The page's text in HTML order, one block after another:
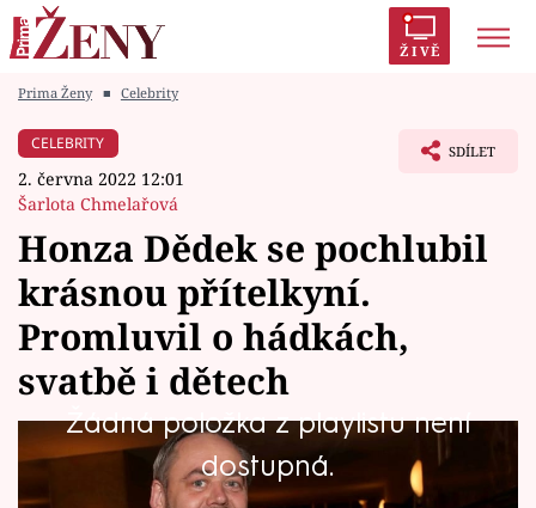
ŽIVĚ
Módní alarm
Témata
Celebrity
Vztahy
Seriály
Prima Ženy ■ Celebrity
CELEBRITY
2. června 2022 12:01
Šarlota Chmelařová
SDÍLET
Honza Dědek se pochlubil
krásnou přítelkyní.
Promluvil o hádkách,
svatbě i dětech
Žádná položka z playlistu není
dostupná.
Moderátor talkshow 7 pádů Honzy Dědka se
pochlubil svou krásnou přítelkyní Terezou